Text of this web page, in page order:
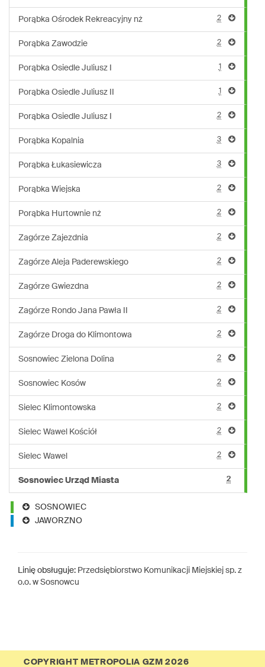
Porąbka Ośrodek Rekreacyjny nż 2
Porąbka Zawodzie 2
Porąbka Osiedle Juliusz I 1
Porąbka Osiedle Juliusz II 1
Porąbka Osiedle Juliusz I 2
Porąbka Kopalnia 3
Porąbka Łukasiewicza 3
Porąbka Wiejska 2
Porąbka Hurtownie nż 2
Zagórze Zajezdnia 2
Zagórze Aleja Paderewskiego 2
Zagórze Gwiezdna 2
Zagórze Rondo Jana Pawła II 2
Zagórze Droga do Klimontowa 2
Sosnowiec Zielona Dolina 2
Sosnowiec Kosów 2
Sielec Klimontowska 2
Sielec Wawel Kościół 2
Sielec Wawel 2
Sosnowiec Urząd Miasta 2
SOSNOWIEC
JAWORZNO
Linię obsługuje: Przedsiębiorstwo Komunikacji Miejskiej sp. z
o.o. w Sosnowcu
COPYRIGHT METROPOLIA GZM 2026